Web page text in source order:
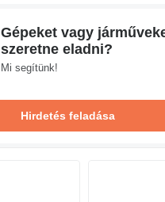
Gépeket vagy
szeretne eladni?
Mi segítünk!
Hirdetés feladása